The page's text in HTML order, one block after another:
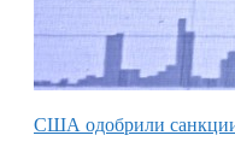
США одобрили